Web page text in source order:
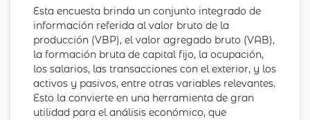
Esta encuesta brinda un conjunto integrado de
información referida al valor bruto de la
producción (VBP), el valor agregado bruto (VAB),
la formación bruta de capital fijo, la ocupación,
los salarios, las transacciones con el exterior, y los
activos y pasivos, entre otras variables relevantes.
Esto la convierte en una herramienta de gran
utilidad para el análisis económico, que